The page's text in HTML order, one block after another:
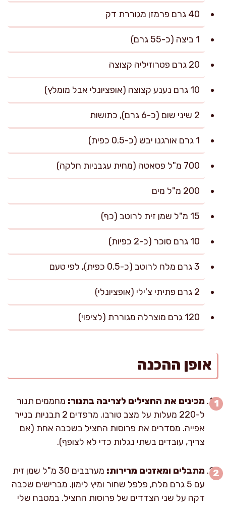
40 גרם פרמזן מגוררת דק
1 ביצה (כ-55 גרם)
20 גרם פטרוזיליה קצוצה
10 גרם נענע קצוצה (אופציונלי אבל מומלץ)
2 שיני שום (כ-6 גרם), כתושות
1 גרם אורגנו יבש (כ-0.5 כפית)
700 מ"ל פסאטה (מחית עגבניות חלקה)
200 מ"ל מים
15 מ"ל שמן זית לרוטב (כף)
10 גרם סוכר (כ-2 כפיות)
3 גרם מלח לרוטב (כ-0.5 כפית), לפי טעם
2 גרם פתיתי צ'ילי (אופציונלי)
120 גרם מוצרלה מגוררת (לציפוי)
אופן ההכנה
מכינים את החצילים לצריבה בתנור: מחממים תנור
ל-220 מעלות על מצב טורבו. מרפדים 2 תבניות בנייר
אפייה. מסדרים את פרוסות החציל בשכבה אחת (אם
צריך, עובדים בשתי נגלות כדי לא לצופף).
מתבלים ומאזנים מרירות:
מערבבים 30 מ"ל שמן זית
עם 5 גרם מלח, פלפל שחור ומיץ לימון. מברישים שכבה
דקה על שני הצדדים של פרוסות החציל. במטבח שלי